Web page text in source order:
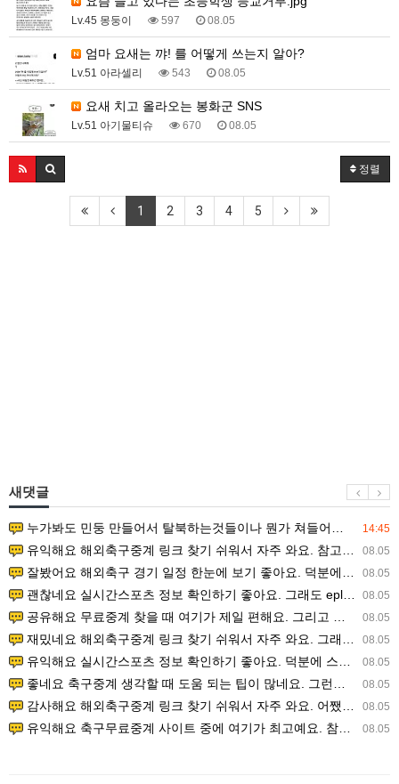
Lv.45 몽둥이 597 08.05
엄마 요새는 꺄! 를 어떻게 쓰는지 알아?
Lv.51 아라셀리 543 08.05
요새 치고 올라오는 봉화군 SNS
Lv.51 아기물티슈 670 08.05
정렬
1 2 3 4 5
새댓글
14:45
누가봐도 민둥 만들어서 탈북하는것들이나 뭔가 쳐들어오는 낌새를 미리 알아차리기 위함이지 저걸 전쟁준비라고 하…
08.05
유익해요 해외축구중계 링크 찾기 쉬워서 자주 와요. 참고로 무료스포츠중계 정보 확인할 때 출처 꼭 체크해요.…
08.05
잘봤어요 해외축구 경기 일정 한눈에 보기 좋아요. 덕분에 epl중계 볼 때 공식 중계 채널 먼저 찾아봐요. …
08.05
괜찮네요 실시간스포츠 정보 확인하기 좋아요. 그래도 epl중계 볼 때 공식 중계 채널 먼저 찾아봐요. 북마크…
08.05
공유해요 무료중계 찾을 때 여기가 제일 편해요. 그리고 무료스포츠중계 정보 확인할 때 출처 꼭 체크해요. 앞…
08.05
재밌네요 해외축구중계 링크 찾기 쉬워서 자주 와요. 그래서 해외축구중계도 정식 서비스로 봐야 안전해요. 다음…
08.05
유익해요 실시간스포츠 정보 확인하기 좋아요. 덕분에 스포츠중계는 합법적인 경로로만 시청하려 해요. 좋은 정보…
08.05
좋네요 축구중계 생각할 때 도움 되는 팁이 많네요. 그런데 해외축구중계도 정식 서비스로 봐야 안전해요. 다음…
08.05
감사해요 해외축구중계 링크 찾기 쉬워서 자주 와요. 어쨌든 축구무료중계도 합법적인 곳에서 봐야 마음 편해요.…
08.05
유익해요 축구무료중계 사이트 중에 여기가 최고예요. 참고로 축구무료중계도 합법적인 곳에서 봐야 마음 편해요.…